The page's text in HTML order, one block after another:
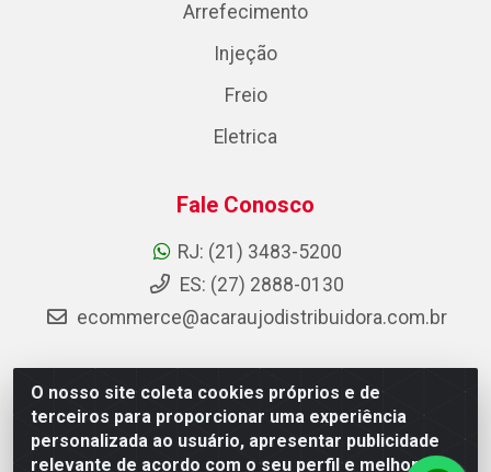
O nosso site coleta cookies próprios e de
terceiros para proporcionar uma experiência
personalizada ao usuário, apresentar publicidade
relevante de acordo com o seu perfil e melhorar a
Arrefecimento
Injeção
Freio
Eletrica
Fale Conosco
RJ: (21) 3483-5200
ES: (27) 2888-0130
ecommerce@acaraujodistribuidora.com.br
AC Araujo Distribuidora - Rua Carneiro de Campos, 42 -
São Cristóvão, Rio de Janeiro/RJ - CEP 20.920-410 -
CNPJ 08.744.753/0003-85